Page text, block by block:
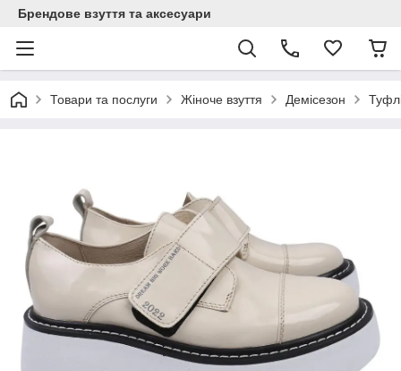
Брендове взуття та аксесуари
Товари та послуги Жіноче взуття Демісезон